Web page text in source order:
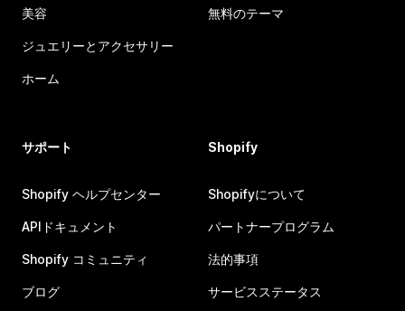
美容
ジュエリーとアクセサリー
ホーム
無料のテーマ
サポート
Shopify ヘルプセンター
APIドキュメント
Shopify コミュニティ
ブログ
Shopify
Shopifyについて
パートナープログラム
法的事項
サービスステータス